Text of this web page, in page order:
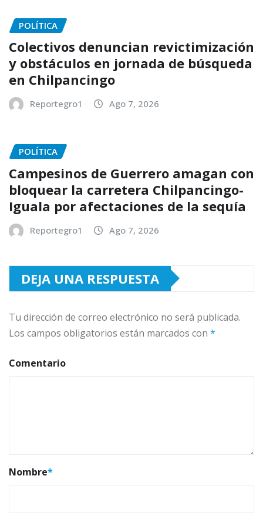
POLÍTICA
Colectivos denuncian revictimización
y obstáculos en jornada de búsqueda
en Chilpancingo
Reportegro1 Ago 7, 2026
POLÍTICA
Campesinos de Guerrero amagan con
bloquear la carretera Chilpancingo-
Iguala por afectaciones de la sequía
Reportegro1 Ago 7, 2026
DEJA UNA RESPUESTA
Tu dirección de correo electrónico no será publicada.
Los campos obligatorios están marcados con *
Comentario
Nombre*